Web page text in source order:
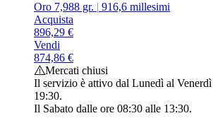
Oro 7,988 gr. | 916,6 millesimi
Acquista
896,29 €
Vendi
874,86 €
Mercati chiusi
Il servizio è attivo dal Lunedì al
19:30.
Il Sabato dalle ore 08:30 alle 13:30.